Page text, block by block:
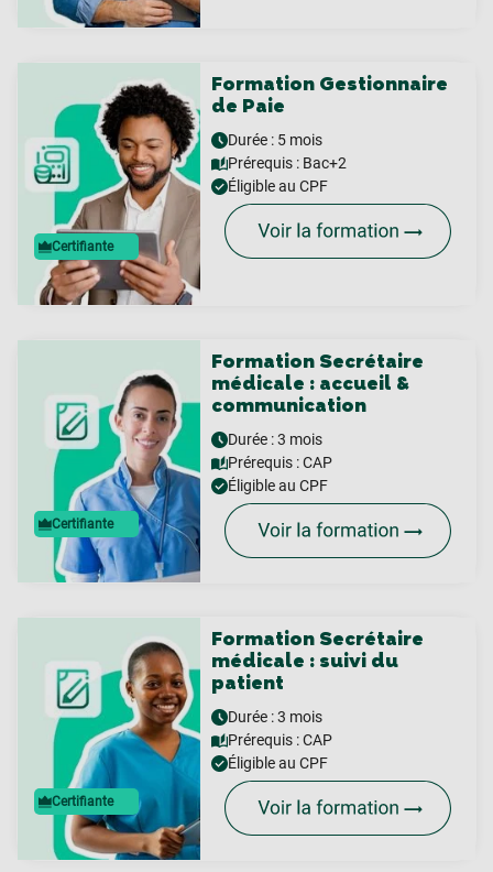
Certifiante
Formation Gestionnaire
de Paie
Durée : 5 mois
Prérequis : Bac+2
Éligible au CPF
Certifiante
Formation Secrétaire
médicale : accueil &
communication
Durée : 3 mois
Prérequis :CAP
Éligible au CPF
Certifiante
Formation Secrétaire
médicale : suivi du
patient
Durée : 3 mois
Prérequis :CAP
Éligible au CPF